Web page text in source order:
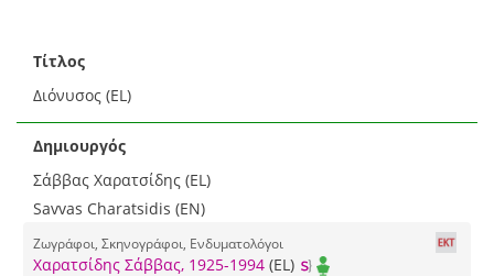
Τίτλος
Διόνυσος (EL)
Δημιουργός
Σάββας Χαρατσίδης (EL)
Savvas Charatsidis (EN)
Ζωγράφοι, Σκηνογράφοι, Ενδυματολόγοι
Χαρατσίδης Σάββας, 1925-1994 (EL)